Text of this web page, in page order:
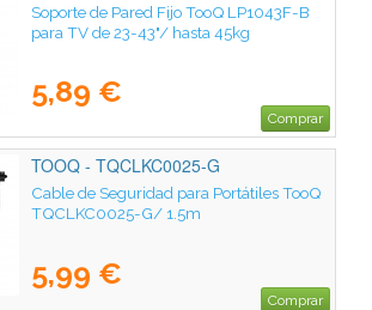
Soporte de Pared Fijo TooQ LP1043F-B
para TV de 23-43"/ hasta 45kg
5,89 €
Comprar
TOOQ - TQCLKC0025-G
Cable de Seguridad para Portátiles TooQ
TQCLKC0025-G/ 1.5m
5,99 €
Comprar